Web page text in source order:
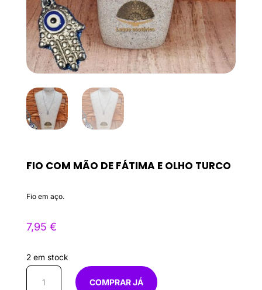
FIO COM MÃO DE FÁTIMA E OLHO TURCO
Fio em aço.
7,95 €
2 em stock
Quantidade
COMPRAR JÁ